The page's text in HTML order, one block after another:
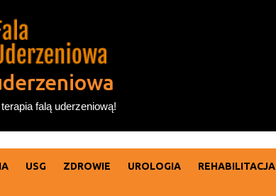
falą uderzeniową!
USG ZDROWIE UROLOGIA REHABILITACJA